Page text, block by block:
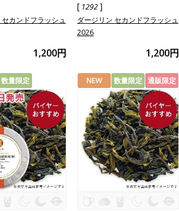
カンドフラッシュ
1,200円
[ 1292]
ダージリン セカンドフラッシュ
2026
1,200円
数量限定 NEW 数量限定 通販限定